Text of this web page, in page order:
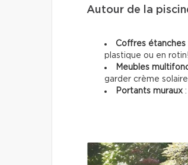
Autour de la
Coffres étanches
plastique ou en rotin!
Meubles
garder crème
Portants muraux